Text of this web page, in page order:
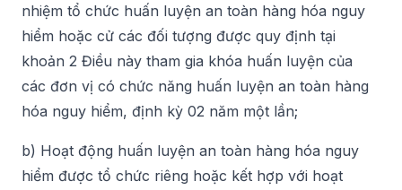
nhiệm tổ chức huấn luyện an toàn hàng hóa nguy
hiểm hoặc cử các đối tượng được quy định tại
khoản 2 Điều này tham gia khóa huấn luyện của
các đơn vị có chức năng huấn luyện an toàn hàng
hóa nguy hiểm, định kỳ 02 năm một lần;
b) Hoạt động huấn luyện an toàn hàng hóa nguy
hiểm được tổ chức riêng hoặc kết hợp với hoạt